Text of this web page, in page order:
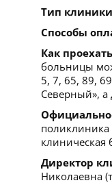
Тип
Способы
Как
больницы
5, 7, 65, 89,
Северный»,
поликлиника
клиническая
Директор
Николаевна